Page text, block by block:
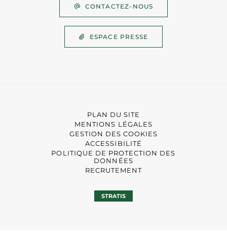
CONTACTEZ-NOUS
ESPACE PRESSE
PLAN DU SITE
MENTIONS LÉGALES
GESTION DES COOKIES
ACCESSIBILITÉ
POLITIQUE DE PROTECTION DES
DONNÉES
RECRUTEMENT
STRATIS